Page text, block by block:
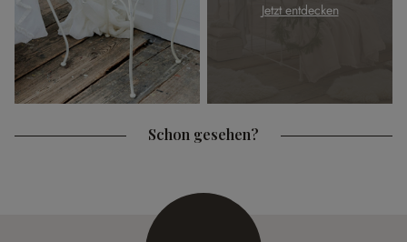
Jetzt entdecken
Schon gesehen?